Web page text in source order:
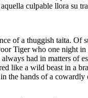
culpable llora su
of a thuggish taita. Of
Tiger who one night
had in matters of
like a wild beast in a
the hands of a